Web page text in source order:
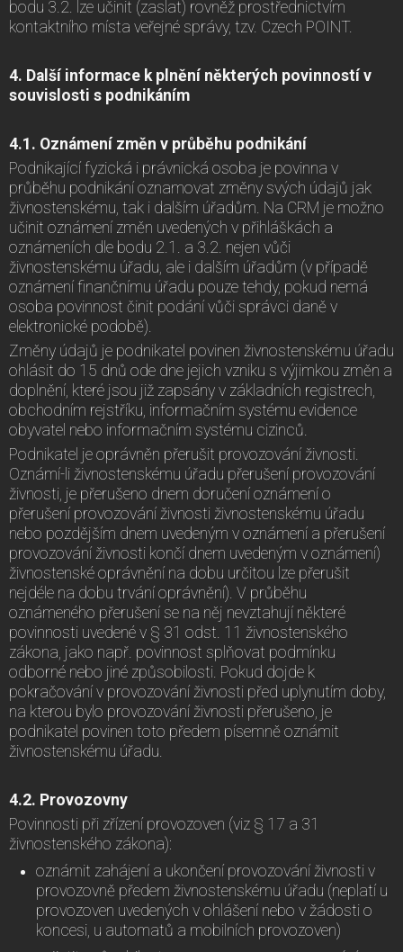
bodu 3.2. lze učinit (zaslat) rovněž prostřednictvím
kontaktního místa veřejné správy, tzv. Czech POINT.
4. Další informace k plnění některých povinností v
souvislosti s podnikáním
4.1. Oznámení změn v průběhu podnikání
Podnikající fyzická i právnická osoba je povinna v
průběhu podnikání oznamovat změny svých údajů jak
živnostenskému, tak i dalším úřadům. Na CRM je možno
učinit oznámení změn uvedených v přihláškách a
oznámeních dle bodu 2.1. a 3.2. nejen vůči
živnostenskému úřadu, ale i dalším úřadům (v případě
oznámení finančnímu úřadu pouze tehdy, pokud nemá
osoba povinnost činit podání vůči správci daně v
elektronické podobě).
Změny údajů je podnikatel povinen živnostenskému úřadu
ohlásit do 15 dnů ode dne jejich vzniku s výjimkou změn a
doplnění, které jsou již zapsány v základních registrech,
obchodním rejstříku, informačním systému evidence
obyvatel nebo informačním systému cizinců.
Podnikatel je oprávněn přerušit provozování živnosti.
Oznámí-li živnostenskému úřadu přerušení provozování
živnosti, je přerušeno dnem doručení oznámení o
přerušení provozování živnosti živnostenskému úřadu
nebo pozdějším dnem uvedeným v oznámení a přerušení
provozování živnosti končí dnem uvedeným v oznámení)
živnostenské oprávnění na dobu určitou lze přerušit
nejdéle na dobu trvání oprávnění). V průběhu
oznámeného přerušení se na něj nevztahují některé
povinnosti uvedené v § 31 odst. 11 živnostenského
zákona, jako např. povinnost splňovat podmínku
odborné nebo jiné způsobilosti. Pokud dojde k
pokračování v provozování živnosti před uplynutím doby,
na kterou bylo provozování živnosti přerušeno, je
podnikatel povinen toto předem písemně oznámit
živnostenskému úřadu.
4.2. Provozovny
Povinnosti při zřízení provozoven (viz § 17 a 31
živnostenského zákona):
oznámit zahájení a ukončení provozování živnosti v
provozovně předem živnostenskému úřadu (neplatí u
provozoven uvedených v ohlášení nebo v žádosti o
koncesi, u automatů a mobilních provozoven)